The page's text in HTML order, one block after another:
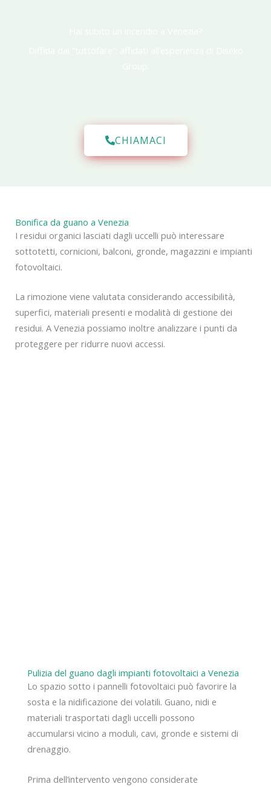
CHIAMACI
Bonifica da guano a Venezia
I residui organici lasciati dagli uccelli può interessare
sottotetti, cornicioni, balconi, gronde, magazzini e impianti
fotovoltaici.
La rimozione viene valutata considerando accessibilità,
superfici, materiali presenti e modalità di gestione dei
residui. A Venezia possiamo inoltre analizzare i punti da
proteggere per ridurre nuovi accessi.
Pulizia del guano dagli impianti fotovoltaici a Venezia
Lo spazio sotto i pannelli fotovoltaici può favorire la
sosta e la nidificazione dei volatili. Guano, nidi e
materiali trasportati dagli uccelli possono
accumularsi vicino a moduli, cavi, gronde e sistemi di
drenaggio.
Prima dell’intervento vengono considerate